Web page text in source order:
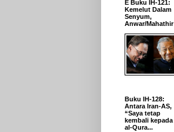
E Buku IH-121:
Kemelut Dalam
Senyum,
Anwar/Mahathir
Buku IH-128:
Antara Iran-AS,
“Saya tetap
kembali kepada
al-Qura...